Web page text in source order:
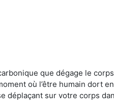
que dégage le
où l’être humain dort
déplaçant sur votre corps